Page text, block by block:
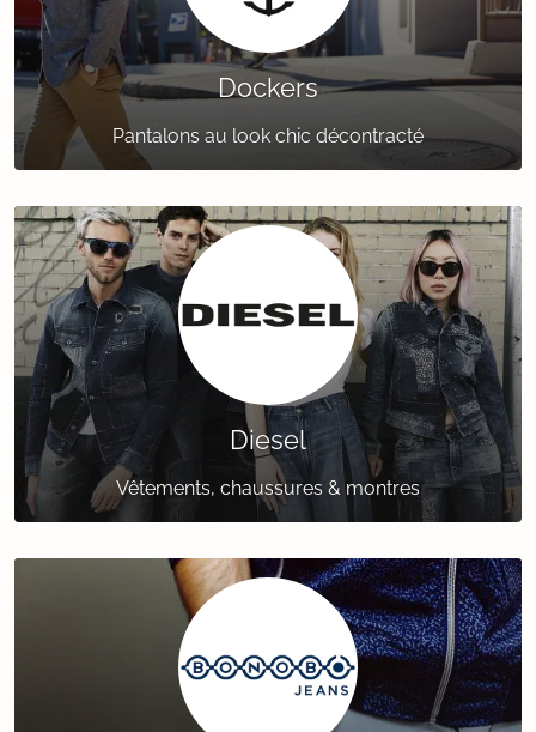
Dockers
Pantalons au look chic décontracté
Diesel
Vêtements, chaussures & montres